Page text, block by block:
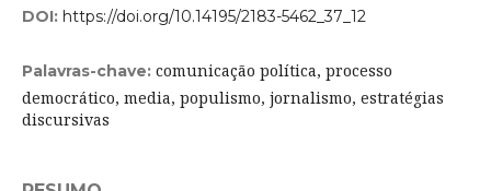
DOI: https://doi.org/10.14195/2183-5462_37_12
Palavras-chave: comunicação política, processo
democrático, media, populismo, jornalismo, estratégias
discursivas